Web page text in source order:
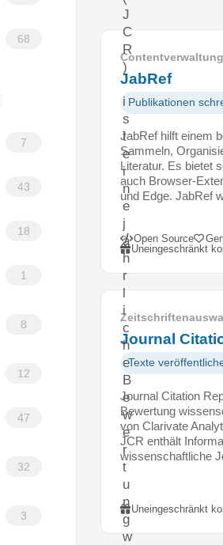
68
7
43
18
1
8
12
47
32
3
J
C
R
)
i
s
t
e
i
n
e
j
ä
h
r
l
i
c
h
e
B
e
w
e
r
t
u
n
g
w
Contentverwaltung
JabRef
Publikationen
JabRef hilft einem
Sammeln,
Literatur. Es bietet
auch Browser-
und Edge. JabRef
Open Source
Uneingeschränkt
Journal
Texte
Journal Citation
Bewertung
von Clarivate
JCR enthält
wissenschaftliche
Uneingeschränkt